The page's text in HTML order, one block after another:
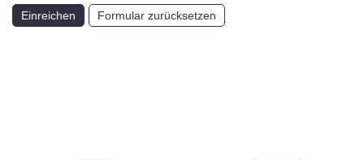
Einreichen Formular zurücksetzen